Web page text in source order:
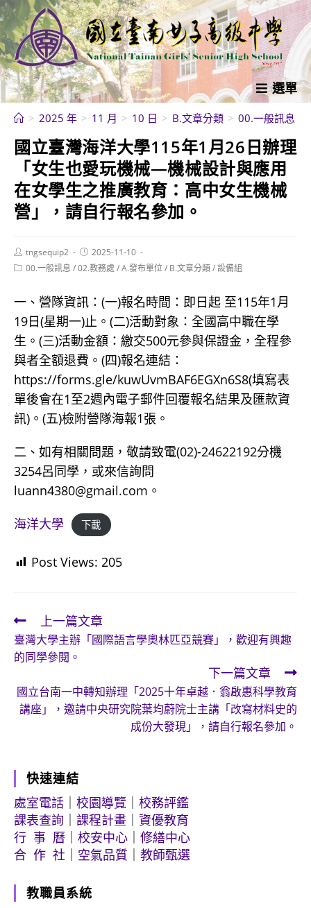
跳
轉
至
主
要
內
選單
> 2025 年 > 11 月 > 10 日 > B.文章分類 > 00.一般訊息
國立臺灣海洋大學115年1月26日辦理
「女生也愛玩機械—機械設計與應用
在女學生之推廣教育：高中女生機械
營」，請自行報名參加。
Post
author:
tngsequip2
Post
published:
2025-11-10
Post00.一般訊息 /02.教務處 /A.發布單位/ B.文章分類/設備組
一、營隊資訊：(一)報名時間：即日起 至115年1月
19日(星期一)止。(二)活動對象：全國高中職在學
生。(三)活動金額：繳交500元參與保證金，全程參
與者全額退費。(四)報名連結：
https://forms.gle/kuwUvmBAF6EGXn6S8(填寫表
單後會在1至2週內電子郵件回覆報名結果及匯款資
訊)。(五)檢附營隊海報1張。
二、如有相關問題，敬請致電(02)-24622192分機
3254呂同學，或來信詢問
luann4380@gmail.com。
海洋大學
下載
Post Views: 205
Read
more
articles
上一篇文章
臺灣大學主辦「國際語言學奧林匹亞競賽」，歡迎有興趣
的同學參閱。
下一篇文章
國立台南一中轉知辦理「2025十年卓越．翁啟惠科學教育
講座」，邀請中央研究院葉均蔚院士主講「改寫材料史的
成份大發現」，請自行報名參加。
快速連結
處室電話
校園導覽
校務評鑑
課表查詢
課程計畫
資優教育
行 事 曆
校安中心
修繕中心
合 作 社
空氣品質 教師甄選
教職員系統